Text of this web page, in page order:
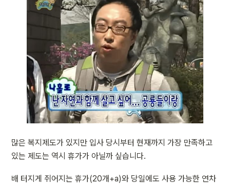
많은 복지제도가 있지만 입사 당시부터 현재까지 가장 만족하고
있는 제도는 역시 휴가가 아닐까 싶습니다.
배 터지게 쥐어지는 휴가(20개+a)와 당일에도 사용 가능한 연차